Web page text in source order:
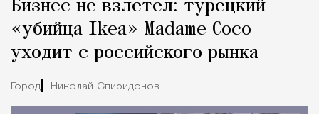
Бизнес не взлетел: турецкий
«убийца Ikea» Madame Coco
уходит с российского рынка
Город Николай Спиридонов